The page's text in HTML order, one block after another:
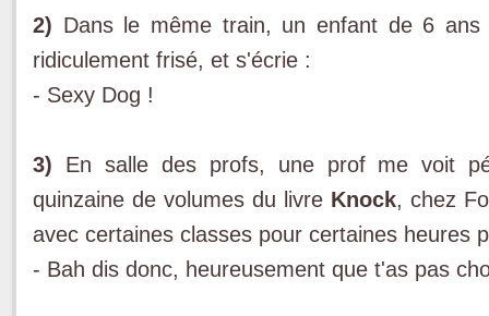
2) Dans le même train, un enfant de 6
ridiculement frisé, et s'écrie :
- Sexy Dog !
3) En salle des profs, une prof me voit
quinzaine de volumes du livre Knock, chez
avec certaines classes pour certaines heures
- Bah dis donc, heureusement que t'as pas